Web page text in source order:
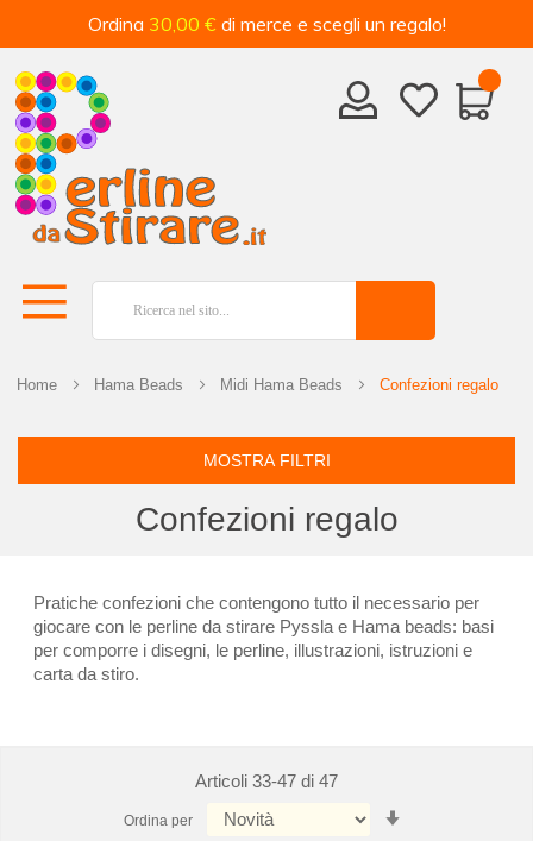
Ordina 30,00 € di merce e scegli un regalo!
Home Hama Beads Midi Hama Beads Confezioni regalo
Confezioni regalo
Pratiche confezioni che contengono tutto il necessario per
giocare con le perline da stirare Pyssla e Hama beads: basi
per comporre i disegni, le perline, illustrazioni, istruzioni e
carta da stiro.
Articoli 33-47 di 47
Ordina per
MOSTRA FILTRI